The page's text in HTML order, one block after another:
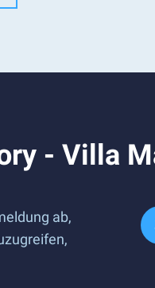
- Villa
ab,